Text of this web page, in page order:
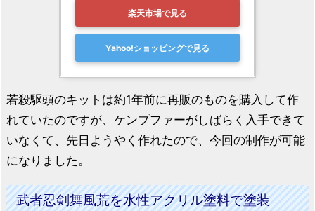
楽天市場で見る
Yahoo!ショッピングで見る
若殺駆頭のキットは約1年前に再販のものを購入して作
れていたのですが、ケンプファーがしばらく入手できて
いなくて、先日ようやく作れたので、今回の制作が可能
になりました。
武者忍剣舞風荒を水性アクリル塗料で塗装